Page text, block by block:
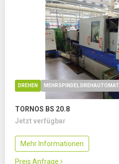
DREHEN MEHRSPINDEL DREHAUTOMAT
TORNOS BS 20.8
Jetzt verfügbar
Mehr Informationen
Preis Anfrage